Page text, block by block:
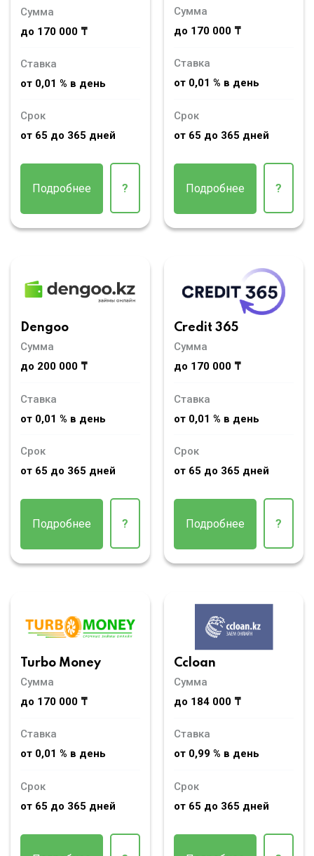
Сумма
до 170 000 ₸
Ставка
от 0,01 % в день
Срок
от 65 до 365 дней
Подробнее ?
Сумма
до 170 000 ₸
Ставка
от 0,01 % в день
Срок
от 65 до 365 дней
Подробнее ?
Dengoo
Сумма
до 200 000 ₸
Ставка
от 0,01 % в день
Срок
от 65 до 365 дней
Подробнее ?
Credit 365
Сумма
до 170 000 ₸
Ставка
от 0,01 % в день
Срок
от 65 до 365 дней
Подробнее ?
Turbo Money
Сумма
до 170 000 ₸
Ставка
от 0,01 % в день
Срок
от 65 до 365 дней
Ccloan
Сумма
до 184 000 ₸
Ставка
от 0,99 % в день
Срок
от 65 до 365 дней